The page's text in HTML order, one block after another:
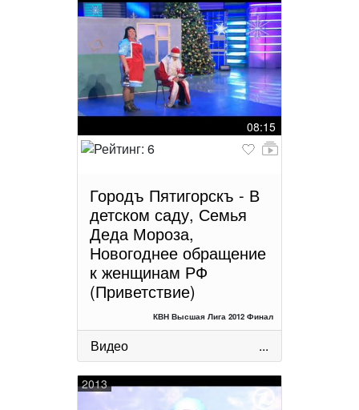
08:15
Городъ Пятигорскъ - В
детском саду, Семья
Деда Мороза,
Новогоднее обращение
к женщинам РФ
(Приветствие)
КВН Высшая Лига 2012 Финал
Видео ...
2013